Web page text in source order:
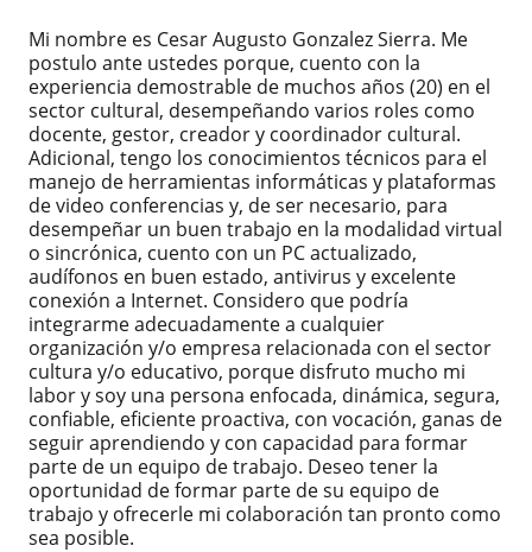
Mi nombre es Cesar Augusto Gonzalez Sierra. Me
postulo ante ustedes porque, cuento con la
experiencia demostrable de muchos años (20) en el
sector cultural, desempeñando varios roles como
docente, gestor, creador y coordinador cultural.
Adicional, tengo los conocimientos técnicos para el
manejo de herramientas informáticas y plataformas
de video conferencias y, de ser necesario, para
desempeñar un buen trabajo en la modalidad virtual
o sincrónica, cuento con un PC actualizado,
audífonos en buen estado, antivirus y excelente
conexión a Internet. Considero que podría
integrarme adecuadamente a cualquier
organización y/o empresa relacionada con el sector
cultura y/o educativo, porque disfruto mucho mi
labor y soy una persona enfocada, dinámica, segura,
confiable, eficiente proactiva, con vocación, ganas de
seguir aprendiendo y con capacidad para formar
parte de un equipo de trabajo. Deseo tener la
oportunidad de formar parte de su equipo de
trabajo y ofrecerle mi colaboración tan pronto como
sea posible.